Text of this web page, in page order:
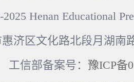
Henan Educational
济区文化路北段月湖南
工信部备案号： 豫ICP备